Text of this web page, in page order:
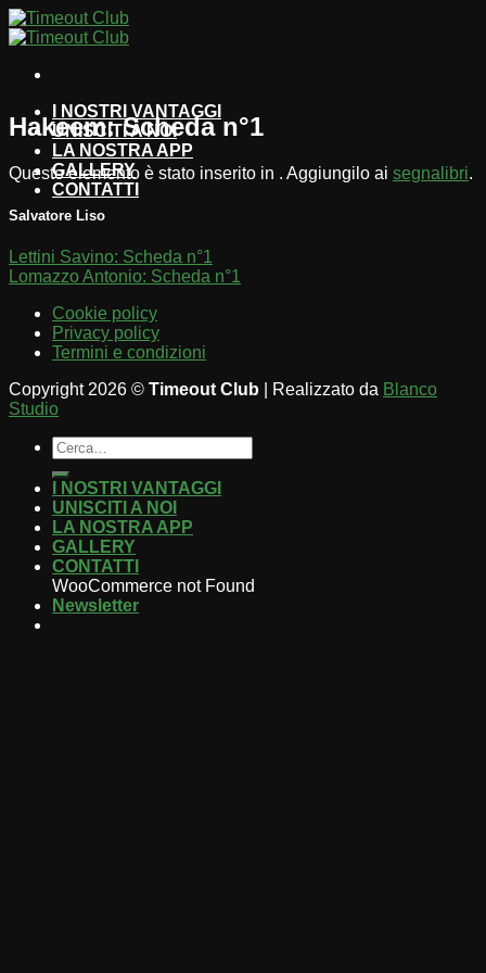
Salta
ai
I NOSTRI VANTAGGI
UNISCITI A NOI
LA NOSTRA APP
GALLERY
CONTATTI
Hakeem: Scheda n°1
Questo elemento è stato inserito in . Aggiungilo ai segnalibri.
Salvatore Liso
Lettini Savino: Scheda n°1
Lomazzo Antonio: Scheda n°1
Cookie policy
Privacy policy
Termini e condizioni
Copyright 2026 © Timeout Club | Realizzato da Blanco
Studio
I NOSTRI VANTAGGI
UNISCITI A NOI
LA NOSTRA APP
GALLERY
CONTATTI
WooCommerce not Found
Newsletter